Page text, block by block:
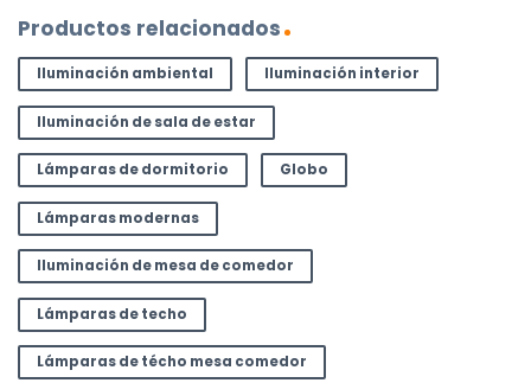
Productos relacionados
Iluminación ambiental Iluminación interior
Iluminación de sala de estar
Lámparas de dormitorio Globo
Lámparas modernas
Iluminación de mesa de comedor
Lámparas de techo
Lámparas de técho mesa comedor